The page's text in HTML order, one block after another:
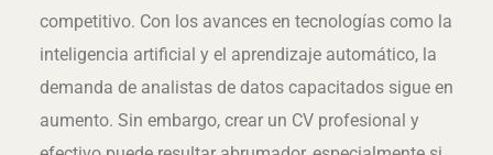
competitivo. Con los avances en tecnologías como la
inteligencia artificial y el aprendizaje automático, la
demanda de analistas de datos capacitados sigue en
aumento. Sin embargo, crear un CV profesional y